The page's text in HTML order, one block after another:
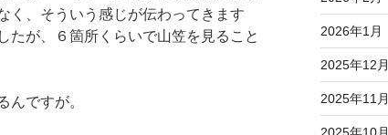
く、そういう感じが伝わってきます
たが、６箇所くらいで山笠を見ること
んですが。
2026年1月
2025年12月
2025年11月